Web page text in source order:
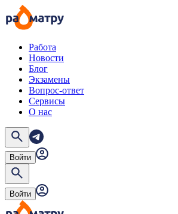
Работа
Новости
Блог
Экзамены
Вопрос-ответ
Сервисы
О нас
Войти
Войти